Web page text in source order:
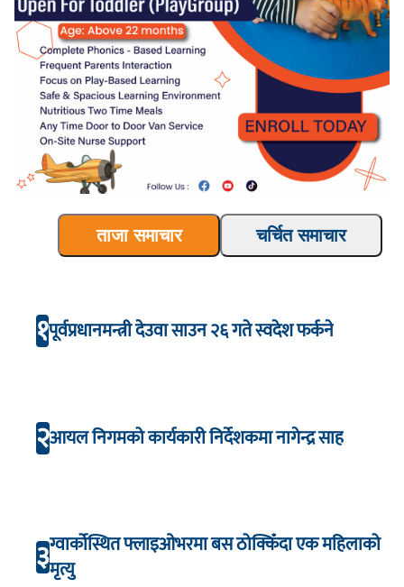
ताजा समाचार चर्चित समाचार
१पूर्वप्रधानमन्त्री देउवा साउन २६ गते स्वदेश फर्कने
२आयल निगमको कार्यकारी निर्देशकमा नागेन्द्र साह
३ग्वार्कोस्थित फ्लाइओभरमा बस ठोक्किँदा एक महिलाको
मृत्यु